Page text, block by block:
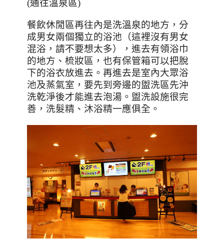
(通往溫泉區)
餐飲休閒區再往內是洗溫泉的地方，分
成男女兩個獨立的浴池（這裡沒有男女
混浴，請不要想太多），進去有領浴巾
的地方、梳妝區，也有保管箱可以把脫
下的浴衣放進去。再進去是室內大眾浴
池及蒸氣室，要先到旁邊的盥洗區先沖
洗乾淨後才能進去泡湯。盥洗設施很完
善，洗髮精、沐浴精一應俱全。